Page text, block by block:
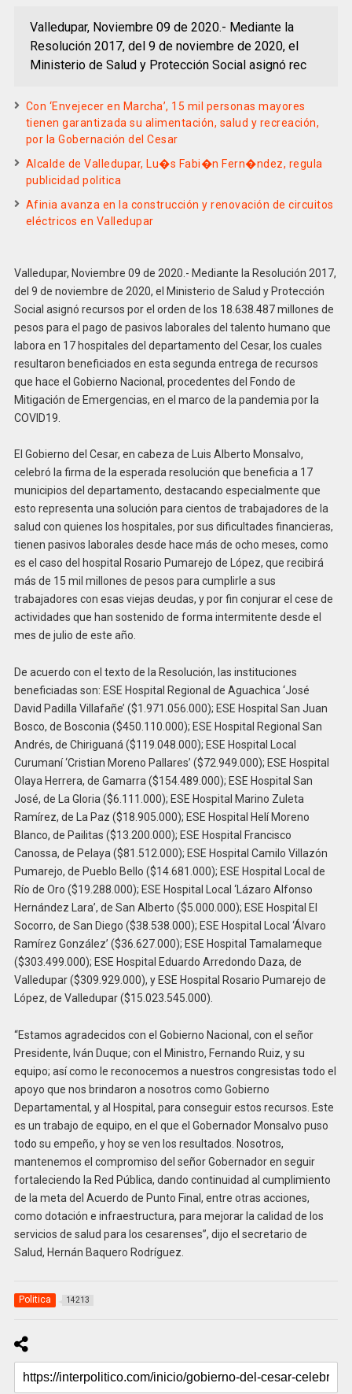
Valledupar, Noviembre 09 de 2020.- Mediante la
Resolución 2017, del 9 de noviembre de 2020, el
Ministerio de Salud y Protección Social asignó rec
Con ‘Envejecer en Marcha’, 15 mil personas mayores
tienen garantizada su alimentación, salud y recreación,
por la Gobernación del Cesar
Alcalde de Valledupar, Lu�s Fabi�n Fern�ndez, regula
publicidad politica
Afinia avanza en la construcción y renovación de circuitos
eléctricos en Valledupar
Valledupar, Noviembre 09 de 2020.- Mediante la Resolución 2017,
del 9 de noviembre de 2020, el Ministerio de Salud y Protección
Social asignó recursos por el orden de los 18.638.487 millones de
pesos para el pago de pasivos laborales del talento humano que
labora en 17 hospitales del departamento del Cesar, los cuales
resultaron beneficiados en esta segunda entrega de recursos
que hace el Gobierno Nacional, procedentes del Fondo de
Mitigación de Emergencias, en el marco de la pandemia por la
COVID19.
El Gobierno del Cesar, en cabeza de Luis Alberto Monsalvo,
celebró la firma de la esperada resolución que beneficia a 17
municipios del departamento, destacando especialmente que
esto representa una solución para cientos de trabajadores de la
salud con quienes los hospitales, por sus dificultades financieras,
tienen pasivos laborales desde hace más de ocho meses, como
es el caso del hospital Rosario Pumarejo de López, que recibirá
más de 15 mil millones de pesos para cumplirle a sus
trabajadores con esas viejas deudas, y por fin conjurar el cese de
actividades que han sostenido de forma intermitente desde el
mes de julio de este año.
De acuerdo con el texto de la Resolución, las instituciones
beneficiadas son: ESE Hospital Regional de Aguachica ‘José
David Padilla Villafañe’ ($1.971.056.000); ESE Hospital San Juan
Bosco, de Bosconia ($450.110.000); ESE Hospital Regional San
Andrés, de Chiriguaná ($119.048.000); ESE Hospital Local
Curumaní ‘Cristian Moreno Pallares’ ($72.949.000); ESE Hospital
Olaya Herrera, de Gamarra ($154.489.000); ESE Hospital San
José, de La Gloria ($6.111.000); ESE Hospital Marino Zuleta
Ramírez, de La Paz ($18.905.000); ESE Hospital Helí Moreno
Blanco, de Pailitas ($13.200.000); ESE Hospital Francisco
Canossa, de Pelaya ($81.512.000); ESE Hospital Camilo Villazón
Pumarejo, de Pueblo Bello ($14.681.000); ESE Hospital Local de
Río de Oro ($19.288.000); ESE Hospital Local ‘Lázaro Alfonso
Hernández Lara’, de San Alberto ($5.000.000); ESE Hospital El
Socorro, de San Diego ($38.538.000); ESE Hospital Local ‘Álvaro
Ramírez González’ ($36.627.000); ESE Hospital Tamalameque
($303.499.000); ESE Hospital Eduardo Arredondo Daza, de
Valledupar ($309.929.000), y ESE Hospital Rosario Pumarejo de
López, de Valledupar ($15.023.545.000).
“Estamos agradecidos con el Gobierno Nacional, con el señor
Presidente, Iván Duque; con el Ministro, Fernando Ruiz, y su
equipo; así como le reconocemos a nuestros congresistas todo el
apoyo que nos brindaron a nosotros como Gobierno
Departamental, y al Hospital, para conseguir estos recursos. Este
es un trabajo de equipo, en el que el Gobernador Monsalvo puso
todo su empeño, y hoy se ven los resultados. Nosotros,
mantenemos el compromiso del señor Gobernador en seguir
fortaleciendo la Red Pública, dando continuidad al cumplimiento
de la meta del Acuerdo de Punto Final, entre otras acciones,
como dotación e infraestructura, para mejorar la calidad de los
servicios de salud para los cesarenses”, dijo el secretario de
Salud, Hernán Baquero Rodríguez.
Politica 14213